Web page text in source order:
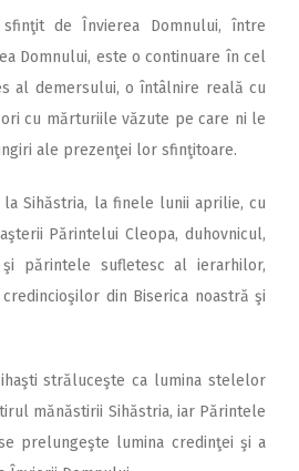
de Învierea Domnului, între
Domnului, este o continuare în cel
al demersului, o întâlnire reală cu
ori cu mărturiile văzute pe care ni le
ale prezenţei lor sfinţitoare.
Sihăstria, la finele lunii aprilie, cu
Părintelui Cleopa, duhovnicul,
şi părintele sufletesc al ierarhilor,
din Biserica noastră şi
străluceşte ca lumina stelelor
mănăstirii Sihăstria, iar Părintele
prelungeşte lumina credinţei şi a